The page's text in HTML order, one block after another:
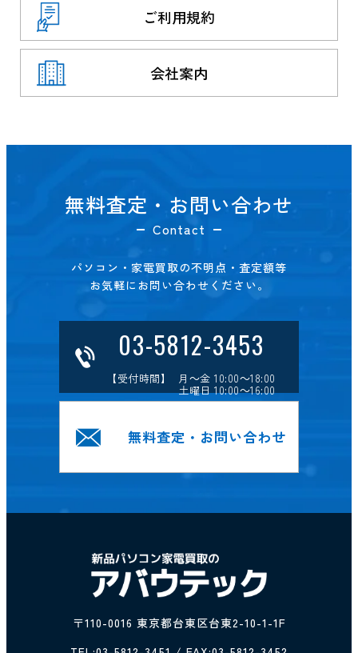
ご利用規約
会社案内
無料査定・お問い合わせ
Contact
パソコン・家電買取の不明点・査定額等
お気軽にお問い合わせください。
03-5812-3453
【受付時間】 月～金 10:00～18:00
土曜日 10:00～16:00
無料査定・お問い合わせ
〒110-0016 東京都台東区台東2-10-1-1F